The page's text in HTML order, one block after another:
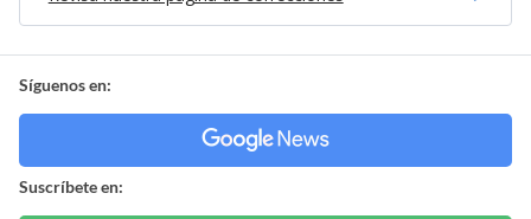
Síguenos en:
Suscríbete en: